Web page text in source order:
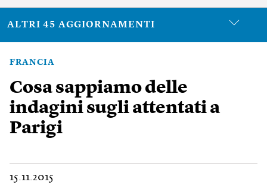
ALTRI 45 AGGIORNAMENTI
FRANCIA
Cosa sappiamo delle
indagini sugli attentati a
Parigi
15.11.2015